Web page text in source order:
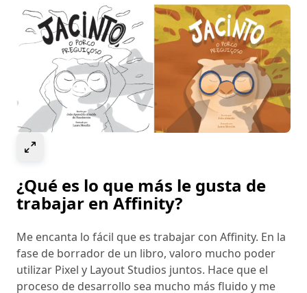
¿Qué es lo que más le gusta de
trabajar en Affinity?
Me encanta lo fácil que es trabajar con Affinity. En la
fase de borrador de un libro, valoro mucho poder
utilizar Pixel y Layout Studios juntos. Hace que el
proceso de desarrollo sea mucho más fluido y me